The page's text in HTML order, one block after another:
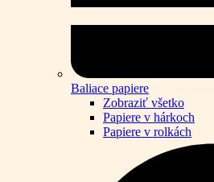
Baliace papiere
Zobraziť všetko
Papiere v hárkoch
Papiere v rolkách